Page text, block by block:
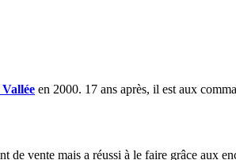
en 2000. 17 ans après, il est aux
vente mais a réussi à le faire grâce aux